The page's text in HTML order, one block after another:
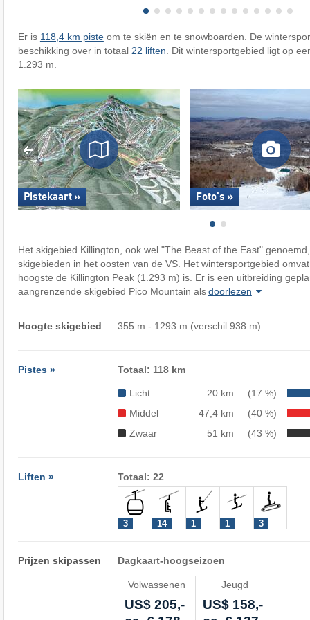
Er is 118,4 km pisteom te skiën en te snowboarden. De
beschikking over in totaal 22 liften . Dit wintersportgebied ligt op
1.293 m.
Pistekaart » Foto's »
Het skigebied Killington, ook wel "The Beast of the East"
skigebieden in het oosten van de VS. Het wintersportgebied
hoogste de Killington Peak (1.293 m) is. Er is een uitbreiding
aangrenzende skigebied Pico Mountain alsdoorlezen
Hoogte skigebied 355 m - 1293 m (verschil 938 m)
Pistes » Totaal: 118 km
Licht 20 km
(17 %)
Middel
47,4 km
(40 %)
Zwaar
51 km (43 %)
Liften » Totaal: 22
3 14 1 1 3
Prijzen skipassen Dagkaart-hoogseizoen
Volwassenen Jeugd
US$ 205,-
US$ 158,-